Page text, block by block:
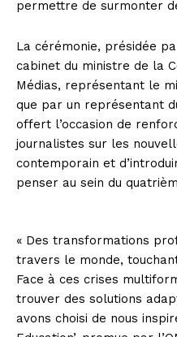
permettre de surmonter
La cérémonie, présidée
cabinet du ministre de la
Médias, représentant le
que par un représentant
offert l’occasion de
journalistes sur les
contemporain et
penser au sein du
« Des transformations
travers le monde,
Face à ces crises
trouver des solutions
avons choisi de nous